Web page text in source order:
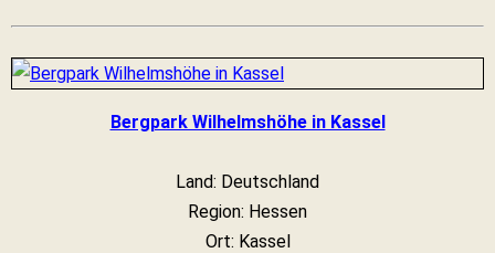
Bergpark Wilhelmshöhe in Kassel
Land: Deutschland
Region: Hessen
Ort: Kassel